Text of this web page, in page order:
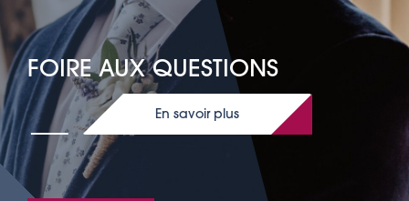
FOIRE AUX QUESTIONS
En savoir plus